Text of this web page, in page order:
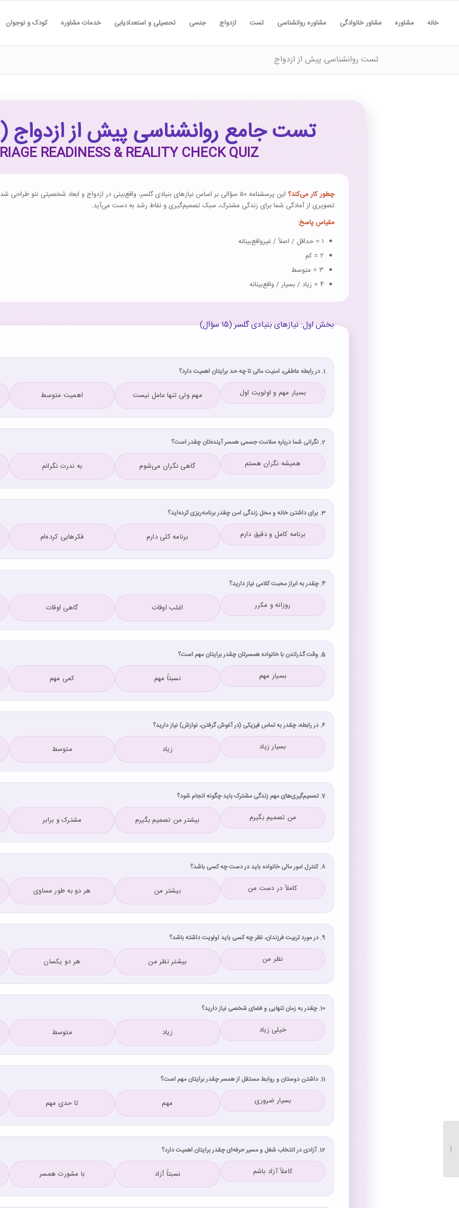
خانه مشاوره مشاور خانوادگی مشاوره روانشناسی تست ازدواج جنسی تحصیلی و استعدادیابی خدمات مشاوره کودک و نوجوان
تست روانشناسی پیش از ازدواج
تست جامع روانشناسی پیش از ازدواج (SDAI-50)
READINESS & REALITY CHECK QUIZ
چطور کار می‌کند؟
این پرسشنامه ۵۰ سؤالی بر اساس نیازهای بنیادی گلسر، واقع‌بینی در ازدواج و ابعاد شخصیتی نئو
تصویری از آمادگی شما برای زندگی مشترک، سبک تصمیم‌گیری و نقاط رشد به دست می‌آید.
مقیاس پاسخ:
۱ = حداقل / اصلاً / غیرواقع‌بینانه
۲ = کم
۳ = متوسط
۴ = زیاد / بسیار / واقع‌بینانه
بخش اول: نیازهای بنیادی گلسر (۱۵ سؤال)
1. در رابطه عاطفی، امنیت مالی تا چه حد برایتان اهمیت دارد؟
بسیار مهم و اولویت اول مهم ولی تنها عامل نیست اهمیت متوسط
2. نگرانی شما درباره سلامت جسمی همسر آینده‌تان چقدر است؟
همیشه نگران هستم گاهی نگران می‌شوم به ندرت نگرانم
3. برای داشتن خانه و محل زندگی امن چقدر برنامه‌ریزی کرده‌اید؟
برنامه کامل و دقیق دارم برنامه کلی دارم فکرهایی کرده‌ام
4. چقدر به ابراز محبت کلامی نیاز دارید؟
روزانه و مکرر اغلب اوقات گاهی اوقات
5. وقت گذراندن با خانواده همسرتان چقدر برایتان مهم است؟
بسیار مهم نسبتاً مهم کمی مهم
6. در رابطه، چقدر به تماس فیزیکی (در آغوش گرفتن، نوازش) نیاز دارید؟
بسیار زیاد زیاد متوسط
7. تصمیم‌گیری‌های مهم زندگی مشترک باید چگونه انجام شود؟
من تصمیم بگیرم بیشتر من تصمیم بگیرم مشترک و برابر
8. کنترل امور مالی خانواده باید در دست چه کسی باشد؟
کاملاً در دست من بیشتر من هر دو به طور مساوی
9. در مورد تربیت فرزندان، نظر چه کسی باید اولویت داشته باشد؟
نظر من بیشتر نظر من هر دو یکسان
10. چقدر به زمان تنهایی و فضای شخصی نیاز دارید؟
خیلی زیاد زیاد متوسط
11. داشتن دوستان و روابط مستقل از همسر چقدر برایتان مهم است؟
بسیار ضروری مهم تا حدی مهم
12. آزادی در انتخاب شغل و مسیر حرفه‌ای چقدر برایتان اهمیت دارد؟
کاملاً آزاد باشم نسبتاً آزاد با مشورت همسر